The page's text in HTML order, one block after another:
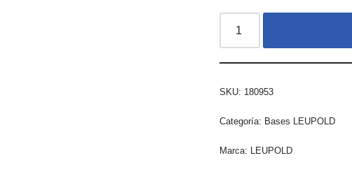
SKU: 180953
Categoría: Bases LEUPOLD
Marca: LEUPOLD